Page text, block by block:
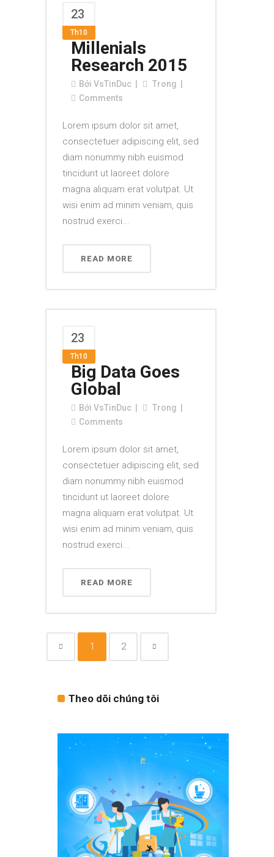
23
Th10
Millenials
Research 2015
Bởi VsTinDuc
Trong
Comments
Lorem ipsum dolor sit amet,
consectetuer adipiscing elit, sed
diam nonummy nibh euismod
tincidunt ut laoreet dolore
magna aliquam erat volutpat. Ut
wisi enim ad minim veniam, quis
nostrud exerci...
READ MORE
23
Th10
Big Data Goes
Global
Bởi VsTinDuc
Trong
Comments
Lorem ipsum dolor sit amet,
consectetuer adipiscing elit, sed
diam nonummy nibh euismod
tincidunt ut laoreet dolore
magna aliquam erat volutpat. Ut
wisi enim ad minim veniam, quis
nostrud exerci...
READ MORE
1 2
Theo dõi chúng tôi